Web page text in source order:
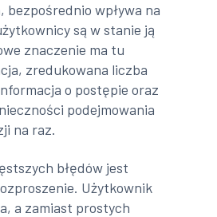
bezpośrednio wpływa na
są w stanie ją
znaczenie ma tu
zredukowana liczba
o postępie oraz
podejmowania
na raz.
błędów jest
Użytkownik
a zamiast prostych